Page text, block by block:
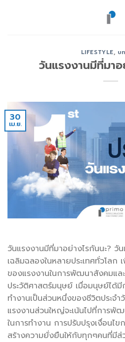
LIFESTYLE, บ
วันแรงงานมีที่มาอ
30
เม.ย.
วันแรงงานมีที่มาอย่างไรกันนะ? วั
เฉลิมฉลองในหลายประเทศทั่วโล
ของแรงงานในการพัฒนาสังคมแ
ประวัติศาสตร์มนุษย์ เมื่อมนุษย์ได้มี
ทำงานเป็นส่วนหนึ่งของชีวิตประจ
แรงงานส่วนใหญ่จะเน้นไปที่การพั
ในการทำงาน การปรับปรุงเงื่อนไข
สร้างความยั่งยืนให้กับทุกๆคนที่มีส่